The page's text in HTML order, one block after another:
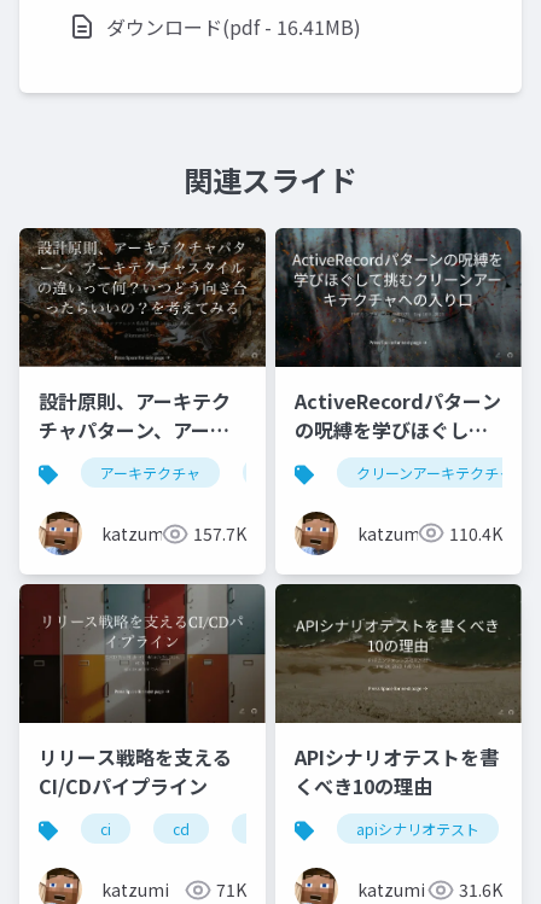
ダウンロード(pdf - 16.41MB)
関連スライド
設計原則、アーキテク
チャパターン、アーキ
テクチャスタイルの違
いって何？いつどう向
き合ったらいいの？を
考えてみる
アーキテクチャ 設計原則
katzumi 157.7K
ActiveRecordパターン
の呪縛を学びほぐして
挑むクリーンアーキテ
クチャへの入り口
クリーンアーキテクチャ
katzumi 110.4K
リリース戦略を支える
CI/CDパイプライン
ci cd
katzumi 71K
APIシナリオテストを書
くべき10の理由
apiシナリオテスト
katzumi 31.6K